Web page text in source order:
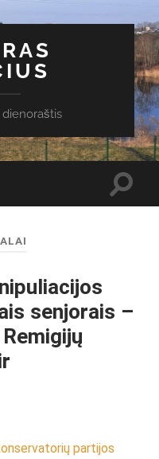
dienoraštis
senjorais –
partijos